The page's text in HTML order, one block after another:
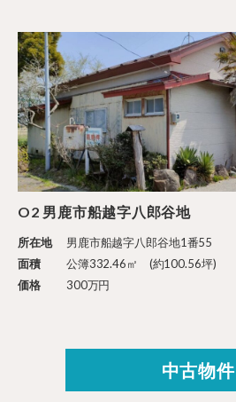
O2 男鹿市船越字八郎谷地
所在地
男鹿市船越字八郎谷地1番55
面積
公簿332.46㎡ (約100.56坪)
価格
300万円
中古物件